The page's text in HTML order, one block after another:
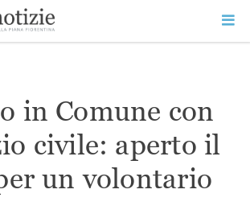
in Comune con
civile: aperto il
un volontario